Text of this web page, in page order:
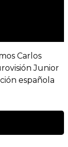
Carlos
Junior
española